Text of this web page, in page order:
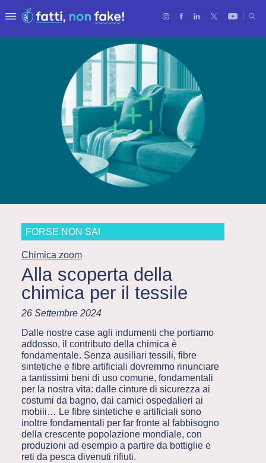
FORSE NON SAI
Chimica zoom
Alla scoperta della
chimica per il tessile
26 Settembre 2024
Dalle nostre case agli indumenti che portiamo
addosso, il contributo della chimica è
fondamentale. Senza ausiliari tessili, fibre
sintetiche e fibre artificiali dovremmo rinunciare
a tantissimi beni di uso comune, fondamentali
per la nostra vita: dalle cinture di sicurezza ai
costumi da bagno, dai camici ospedalieri ai
mobili… Le fibre sintetiche e artificiali sono
inoltre fondamentali per far fronte al fabbisogno
della crescente popolazione mondiale, con
produzioni ad esempio a partire da bottiglie e
reti da pesca divenuti rifiuti.